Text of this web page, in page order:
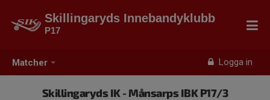
Matcher Logga in
Skillingaryds Innebandyklubb
P17
Skillingaryds IK - Månsarps IBK P17/3